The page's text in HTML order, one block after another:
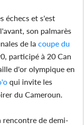
échecs et s'est
son palmarès
de la coupe du
participé à 20 Can
d'or olympique en
qui invite les
du Cameroun.
rencontre de demi-